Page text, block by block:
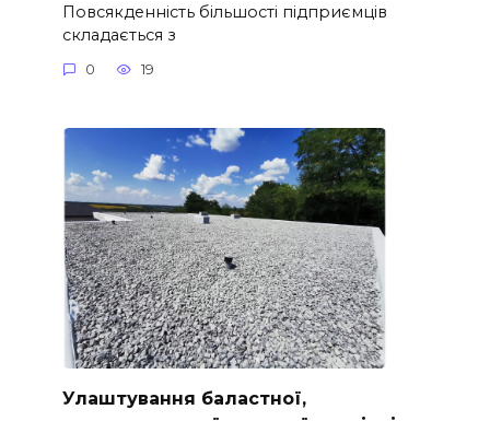
Повсякденність більшості підприємців
складається з
0 19
Улаштування баластної,